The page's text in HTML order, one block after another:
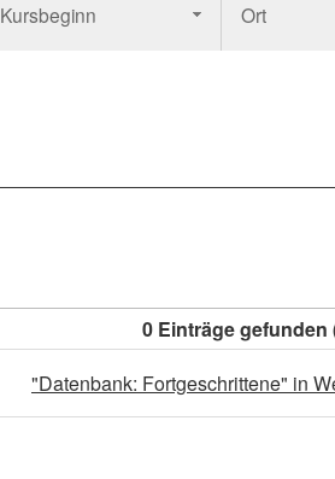
Kursbeginn Ort
0 Einträge gefunden
"Datenbank: Fortgeschrittene" in